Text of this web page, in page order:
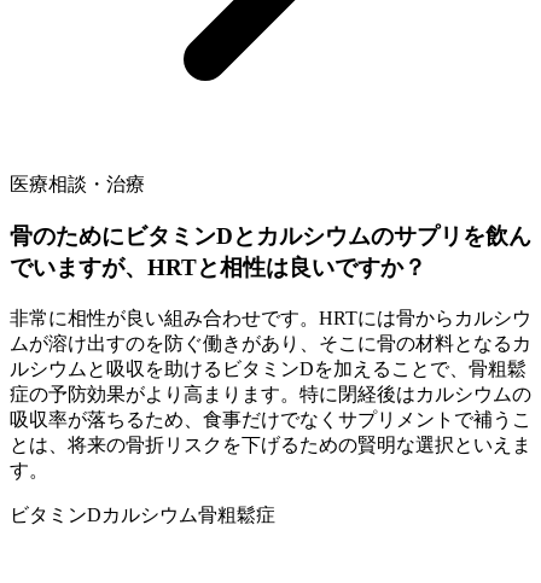
医療相談・治療
骨のためにビタミンDとカルシウムのサプリを飲ん
でいますが、HRTと相性は良いですか？
非常に相性が良い組み合わせです。HRTには骨からカルシウ
ムが溶け出すのを防ぐ働きがあり、そこに骨の材料となるカ
ルシウムと吸収を助けるビタミンDを加えることで、骨粗鬆
症の予防効果がより高まります。特に閉経後はカルシウムの
吸収率が落ちるため、食事だけでなくサプリメントで補うこ
とは、将来の骨折リスクを下げるための賢明な選択といえま
す。
ビタミンDカルシウム骨粗鬆症